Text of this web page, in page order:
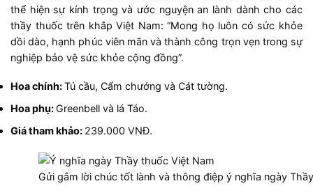
thể hiện sự kính trọng và ước nguyện an lành dành cho các
thầy thuốc trên khắp Việt Nam: “Mong họ luôn có sức khỏe
dồi dào, hạnh phúc viên mãn và thành công trọn vẹn trong sự
nghiệp bảo vệ sức khỏe cộng đồng”.
Hoa chính:Tú cầu, Cẩm chướng và Cát tường.
Hoa phụ:Greenbell và lá Táo.
Giá tham khảo: 239.000 VNĐ.
Gửi gắm lời chúc tốt lành và thông điệp ý nghĩa ngày